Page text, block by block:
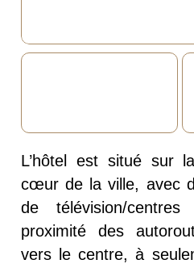
L’hôtel est situé sur
cœur de la ville, avec
de télévision/
proximité des
vers le centre, à